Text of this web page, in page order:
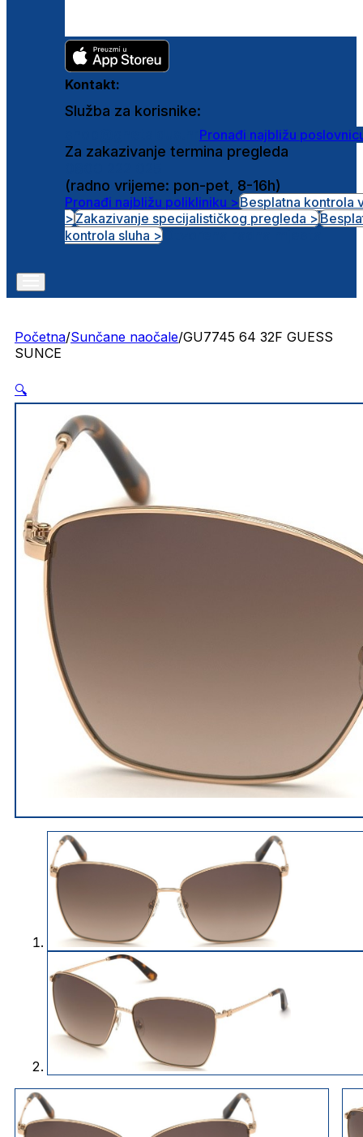
Kontakt:
Služba za korisnike:
Pronađi najbližu
Za zakazivanje termina pregleda
(radno vrijeme: pon-pet, 8-16h)
Pronađi najbližu polikliniku >Besplatna kontrola
>Zakazivanje specijalističkog pregleda >
kontrola sluha >
Početna/Sunčane naočale/GU7745 64 32F GUESS
SUNCE
🔍